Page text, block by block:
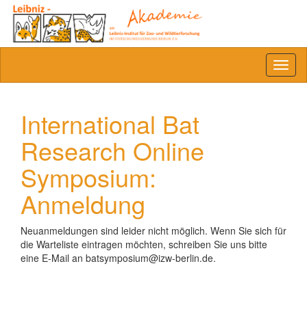
International Bat
Research Online
Symposium:
Anmeldung
Neuanmeldungen sind leider nicht möglich. Wenn Sie sich für
die Warteliste eintragen möchten, schreiben Sie uns bitte
eine E-Mail an batsymposium@izw-berlin.de.